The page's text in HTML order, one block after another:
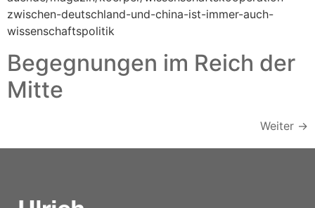
zwischen-deutschland-und-china-ist-immer-auch-
wissenschaftspolitik
Begegnungen im Reich der
Mitte
Weiter →